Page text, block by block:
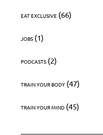
EAT EXCLUSIVE (66)
JOBS (1)
PODCASTS (2)
TRAIN YOUR BODY (47)
TRAIN YOUR MIND (45)